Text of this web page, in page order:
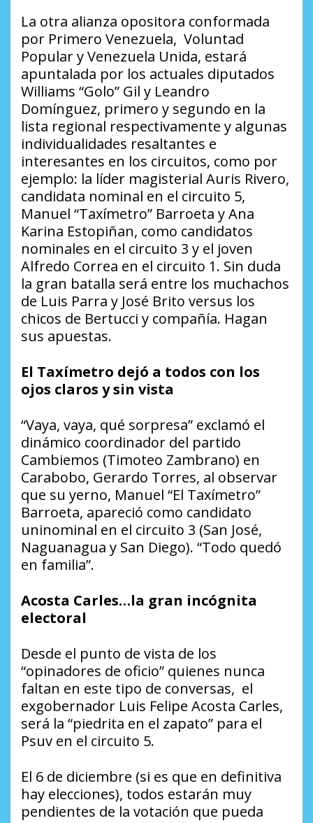
La otra alianza opositora conformada
por Primero Venezuela, Voluntad
Popular y Venezuela Unida, estará
apuntalada por los actuales diputados
Williams “Golo” Gil y Leandro
Domínguez, primero y segundo en la
lista regional respectivamente y algunas
individualidades resaltantes e
interesantes en los circuitos, como por
ejemplo: la líder magisterial Auris Rivero,
candidata nominal en el circuito 5,
Manuel “Taxímetro” Barroeta y Ana
Karina Estopiñan, como candidatos
nominales en el circuito 3 y el joven
Alfredo Correa en el circuito 1. Sin duda
la gran batalla será entre los muchachos
de Luis Parra y José Brito versus los
chicos de Bertucci y compañía. Hagan
sus apuestas.
El Taxímetro dejó a todos con los
ojos claros y sin vista
“Vaya, vaya, qué sorpresa” exclamó el
dinámico coordinador del partido
Cambiemos (Timoteo Zambrano) en
Carabobo, Gerardo Torres, al observar
que su yerno, Manuel “El Taxímetro”
Barroeta, apareció como candidato
uninominal en el circuito 3 (San José,
Naguanagua y San Diego). “Todo quedó
en familia”.
Acosta Carles…la gran incógnita
electoral
Desde el punto de vista de los
“opinadores de oficio” quienes nunca
faltan en este tipo de conversas, el
exgobernador Luis Felipe Acosta Carles,
será la “piedrita en el zapato” para el
Psuv en el circuito 5.
El 6 de diciembre (si es que en definitiva
hay elecciones), todos estarán muy
pendientes de la votación que pueda